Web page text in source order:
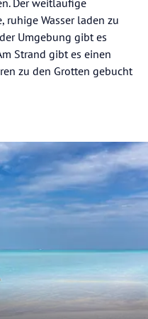
ruhige Wasser laden zu
Umgebung gibt es
Strand gibt es einen
zu den Grotten gebucht